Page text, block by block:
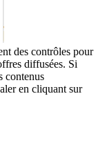
des contrôles pour
diffusées. Si
contenus
en cliquant sur